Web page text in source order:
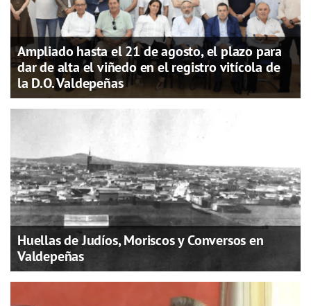
Ampliado hasta el 21 de agosto, el plazo para
dar de alta el viñedo en el registro vitícola de
la D.O. Valdepeñas
Huellas de Judíos, Moriscos y Conversos en
Valdepeñas